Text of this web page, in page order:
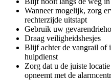
Wanneer mogelijk, zorg
rechterzijde uitstapt
Gebruik uw
Draag veiligheidshesjes
Blijf achter de vangrail of
hulpdienst
Zorg dat u de juiste
opneemt met de